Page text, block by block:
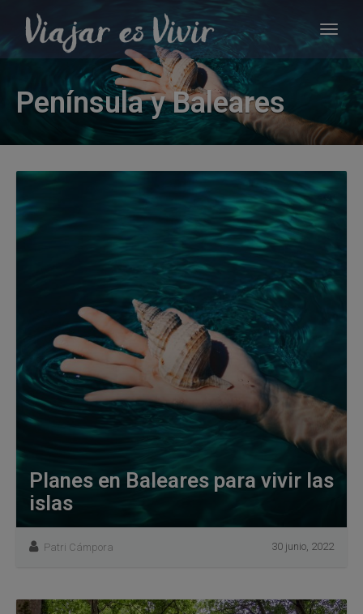
Península y Baleares
Planes en Baleares para vivir las
islas
Patri Cámpora 30 junio, 2022